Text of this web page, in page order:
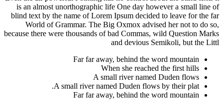
is an almost unorthographic life One day however a small line of
blind text by the name of Lorem Ipsum decided to leave for the far
World of Grammar. The Big Oxmox advised her not to do so,
because there were thousands of bad Commas, wild Question Marks
and devious Semikoli, but the Littl
Far far away, behind the word mountain
When she reached the first hills
A small river named Duden flows
A small river named Duden flows by their plat.
Far far away, behind the word mountain